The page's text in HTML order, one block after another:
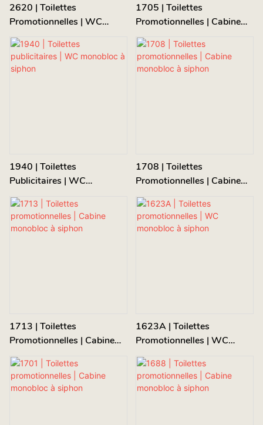
2620 | Toilettes
Promotionnelles | WC
Lavant Deux Pièces
1705 | Toilettes
Promotionnelles | Cabine
Monobloc À Siphon
1940 | Toilettes
Publicitaires | WC
Monobloc À Siphon
1708 | Toilettes
Promotionnelles | Cabine
Monobloc À Siphon
1713 | Toilettes
Promotionnelles | Cabine
Monobloc À Siphon
1623A | Toilettes
Promotionnelles | WC
Monobloc À Siphon